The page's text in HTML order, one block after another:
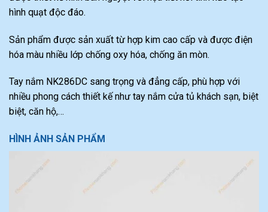
hình quạt độc đáo.
Sản phẩm được sản xuất từ hợp kim cao cấp và được điện
hóa màu nhiều lớp chống oxy hóa, chống ăn mòn.
Tay nắm NK286DC sang trọng và đẳng cấp, phù hợp với
nhiều phong cách thiết kế như tay nắm cửa tủ khách sạn, biệt
biệt, căn hộ,…
HÌNH ẢNH SẢN PHẨM